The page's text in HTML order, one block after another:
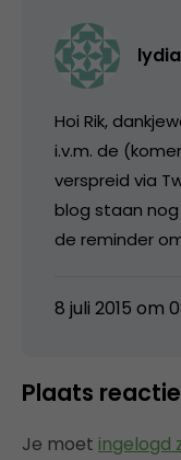
Hoi Rik,
i.v.m. de
verspreid via
blog staan
de reminder
8 juli 2015 om
Plaats reactie
Je moet ingelogd